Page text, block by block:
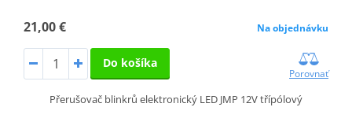
21,00 € Na objednávku
Do košíka
Porovnať
Přerušovač blinkrů elektronický LED JMP 12V třípólový